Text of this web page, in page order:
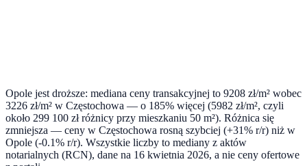
Opole jest droższe: mediana ceny transakcyjnej to 9208 zł/m² wobec
3226 zł/m² w Częstochowa — o 185% więcej (5982 zł/m², czyli
około 299 100 zł różnicy przy mieszkaniu 50 m²). Różnica się
zmniejsza — ceny w Częstochowa rosną szybciej (+31% r/r) niż w
Opole (-0.1% r/r). Wszystkie liczby to mediany z aktów
notarialnych (RCN), dane na 16 kwietnia 2026, a nie ceny ofertowe